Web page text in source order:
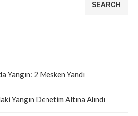
SEARCH
Yangın: 2 Mesken Yandı
Yangın Denetim Altına Alındı